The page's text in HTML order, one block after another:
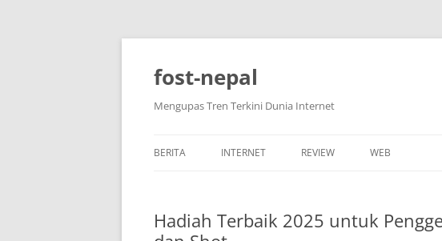
Skip
content
fost-nepal
Mengupas Tren Terkini Dunia Internet
BERITA INTERNET REVIEW WEB
Hadiah Terbaik 2025 untuk